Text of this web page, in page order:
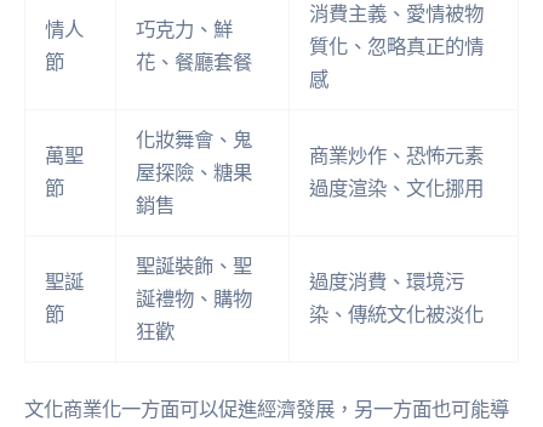
情人
節
巧克力、鮮
花、餐廳套餐
消費主義、愛情被物
質化、忽略真正的情
感
萬聖
節
化妝舞會、鬼
屋探險、糖果
銷售
商業炒作、恐怖元素
過度渲染、文化挪用
聖誕
節
聖誕裝飾、聖
誕禮物、購物
狂歡
過度消費、環境污
染、傳統文化被淡化
文化商業化一方面可以促進經濟發展，另一方面也可能導